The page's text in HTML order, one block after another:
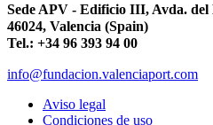
Sede APV - Edificio III, Avda. del
46024, Valencia (Spain)
Tel.: +34 96 393 94 00
info@fundacion.valenciaport.com
Aviso legal
Condiciones de uso